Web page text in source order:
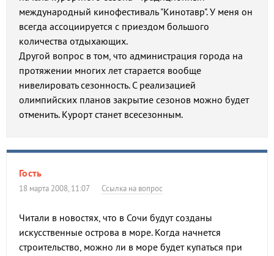
международный кинофестиваль "Кинотавр". У меня он
всегда ассоциируется с приездом большого
количества отдыхающих.
Другой вопрос в том, что администрация города на
протяжении многих лет старается вообще
нивелировать сезонность. С реализацией
олимпийских планов закрытие сезонов можно будет
отменить. Курорт станет всесезонным.
Гость
18 марта 2008, 11:07 Ссылка на вопрос
Читали в новостях, что в Сочи будут созданы
искусственные острова в море. Когда начнется
строительство, можно ли в море будет купаться при